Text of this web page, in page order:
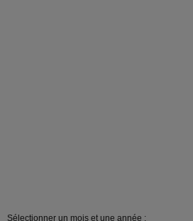
Sélectionner un mois et une année :